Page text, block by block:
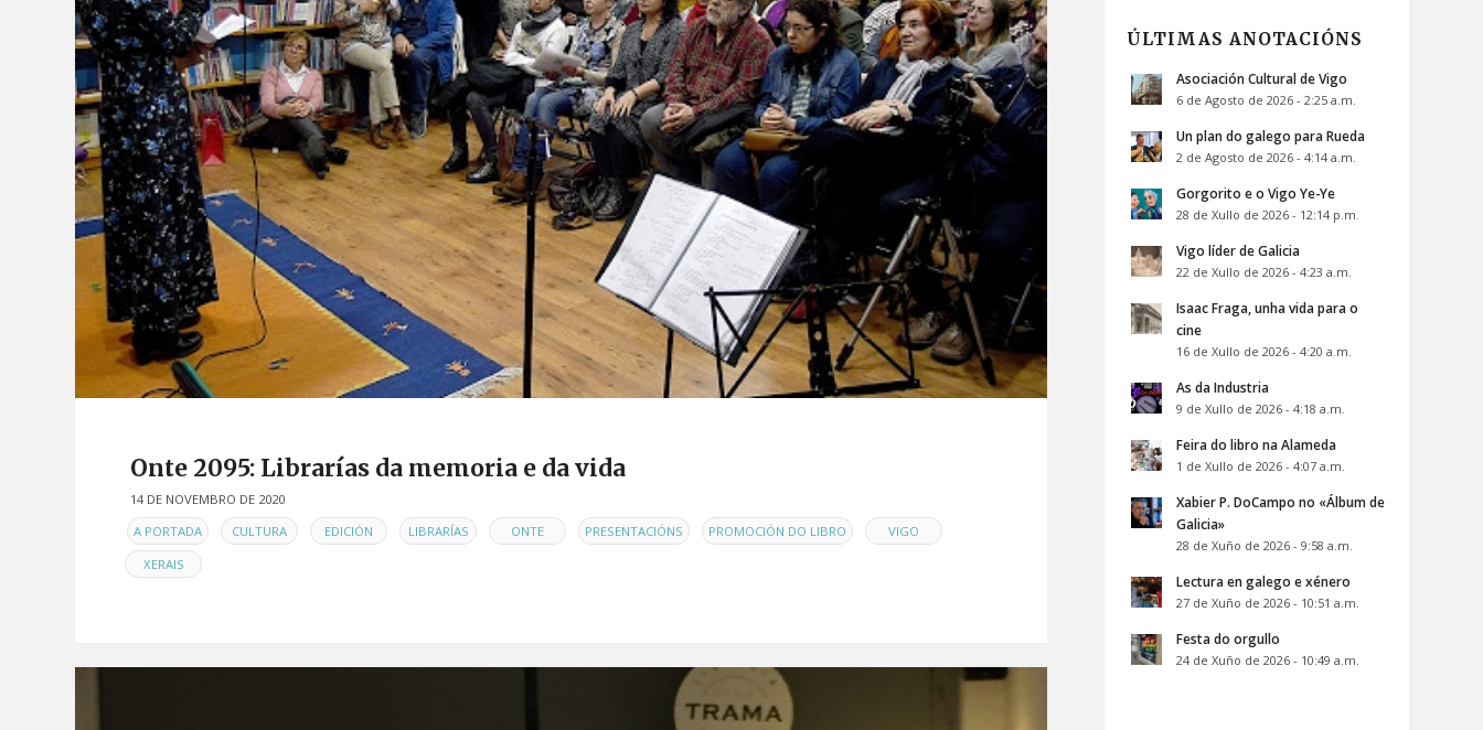
Onte 2095: Librarías da memoria e da vida
14 DE NOVEMBRO DE 2020
ENA PORTADA CULTURA EDICIÓN LIBRARÍAS ONTE PRESENTACIÓNS PROMOCIÓN DO LIBRO VIGO
XERAIS
ÚLTIMAS ANOTACIÓNS
Asociación Cultural de Vigo
6 de Agosto de 2026 - 2:25 a.m.
Un plan do galego para Rueda
2 de Agosto de 2026 - 4:14 a.m.
Gorgorito e o Vigo Ye-Ye
28 de Xullo de 2026 - 12:14 p.m.
Vigo líder de Galicia
22 de Xullo de 2026 - 4:23 a.m.
Isaac Fraga, unha vida para o
cine
16 de Xullo de 2026 - 4:20 a.m.
As da Industria
9 de Xullo de 2026 - 4:18 a.m.
Feira do libro na Alameda
1 de Xullo de 2026 - 4:07 a.m.
Xabier P. DoCampo no «Álbum de
Galicia»
28 de Xuño de 2026 - 9:58 a.m.
Lectura en galego e xénero
27 de Xuño de 2026 - 10:51 a.m.
Festa do orgullo
24 de Xuño de 2026 - 10:49 a.m.